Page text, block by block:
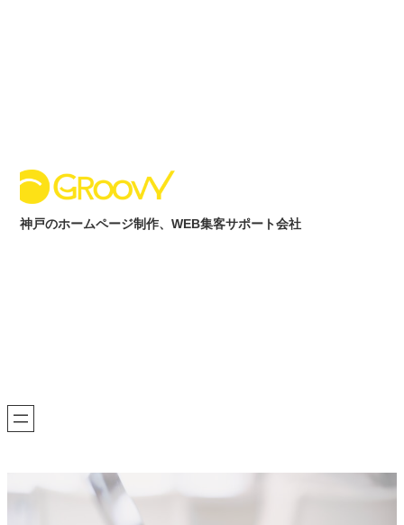
神戸のホームページ制作、WEB集客サポート会社